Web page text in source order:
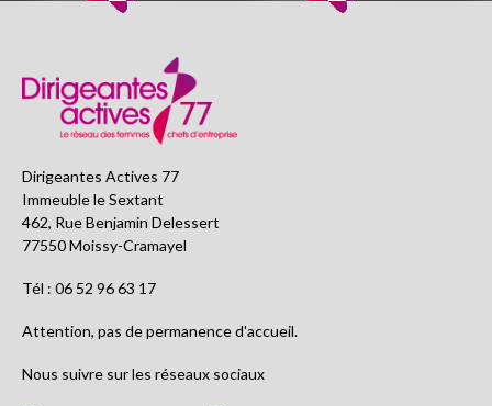
Dirigeantes Actives 77
Immeuble le Sextant
462, Rue Benjamin Delessert
77550 Moissy-Cramayel
Tél : 06 52 96 63 17
Attention, pas de permanence d'accueil.
Nous suivre sur les réseaux sociaux